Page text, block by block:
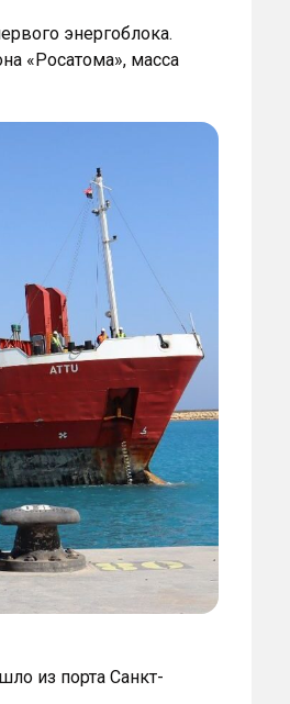
энергоблока.
«Росатома», масса
из порта Санкт-